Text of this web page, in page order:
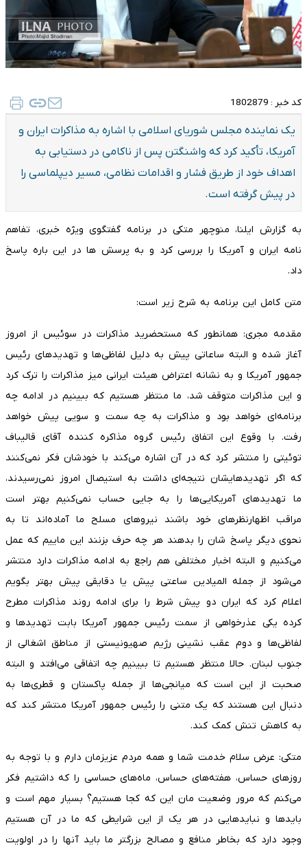
کد خبر : 1802879
یک نماینده مجلس شوریای اسلامی با اشاره به مذاکرات ایران و
آمریکا، تأکید کرد که واشنگتن پس از ناکامی در دستیابی به
اهداف خود از طریق فشار و اقدامات نظامی، مسیر دیپلماسی را
در پیش گرفته است.
به گزارش ایلنا، منوچهر متکی در برنامه گفتگوی ویژه خبری، تفاهم
نامه ایران و آمریکا را بررسی کرد و به پرسش ها در این باره پاسخ
داد.
متن کامل این برنامه به شرح زیر است:
مقدمه مجری: همانطور که مستحضرید مذاکرات در سوئیس از امروز
آغاز شده و البته ساعاتی پیش به دلیل لفاظی‌ها و تهدید‌های رئیس
جمهور آمریکا و به نشانه اعتراض هیئت ایرانی میز مذاکرات را ترک کرد
و این مذاکرات متوقف شد، ما منتظر هستیم که ببینیم در ادامه چه
برنامه‌ای خواهد بود و مذاکرات به چه سمت و سویی پیش خواهد
رفت. با وقوع این اتفاق رئیس گروه مذاکره کننده آقای قالیباف
توئیتی را منتشر کرد که در آن اشاره می‌کند با خودشان فکر نمی‌کنند
که اگر تهدیدهایشان نتیجه‌ای داشت به استیصال امروز نمی‌رسیدند،
ما تهدید‌های آمریکایی‌ها را به جایی حساب نمی‌کنیم بهتر است
مراقب اظهارنظر‌های خود باشند نیرو‌های مسلح ما آماده‌اند تا به
نحوی دیگر پاسخ شان را بدهند هر چه حرف بزنند این ماییم که عمل
می‌کنیم و البته اخبار مختلفی هم راجع به ادامه مذاکرات دارد منتشر
می‌شود از جمله المیادین ساعتی پیش یا دقایقی پیش بهتر بگویم
اعلام کرد که ایران دو پیش شرط را برای ادامه روند مذاکرات مطرح
کرده یکی عذرخواهی از سمت رئیس جمهور آمریکا بابت تهدید‌ها و
لفاظی‌ها و دوم عقب نشینی رژیم صهیونیستی از مناطق اشغالی از
جنوب لبنان. حالا منتظر هستیم تا ببینیم چه اتفاقی می‌افتد و البته
صحبت از این است که میانجی‌ها از جمله پاکستان و قطری‌ها به
دنبال این هستند که یک متنی را رئیس جمهور آمریکا منتشر کند که
به کاهش تنش کمک کند.
متکی: عرض سلام خدمت شما و همه مردم عزیزمان دارم و با توجه به
روز‌های حساس، هفته‌های حساس، ماه‌های حساسی را که داشتیم فکر
می‌کنم که مرور وضعیت مان این که کجا هستیم؟ بسیار مهم است و
باید‌ها و نباید‌هایی در هر یک از این شرایطی که ما در آن هستیم
وجود دارد که بخاطر منافع و مصالح بزرگتر ما باید آنها را در اولویت